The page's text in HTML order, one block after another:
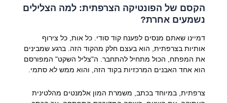
הקסם של הפונטיקה הצרפתית: למה הצלילים
נשמעים אחרת?
דמיינו שאתם מנסים לפענח קוד סודי. כל אות, כל צירוף
אותיות בצרפתית, הוא בעצם חלק מהקוד הזה. ברגע שמבינים
את המפתח, הכול מתחיל להתחבר. ה"צליל השקט" המפורסם
הוא אחד האבנים המרכזיות בקוד הזה, והוא ממש לא סתמי.
צרפתית, במיוחד בכתב, משמרת המון אלמנטים מהלטינית